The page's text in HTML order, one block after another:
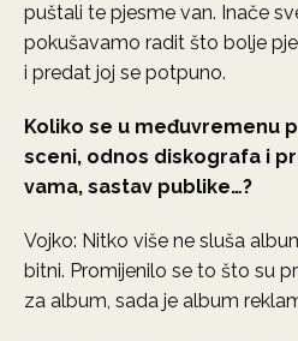
puštali te pjesme van. Inače
pokušavamo radit što bolje
i predat joj se potpuno.
Koliko se u međuvremenu
sceni, odnos diskografa i
vama, sastav publike…?
Vojko: Nitko više ne sluša
bitni. Promijenilo se to što su
za album, sada je album